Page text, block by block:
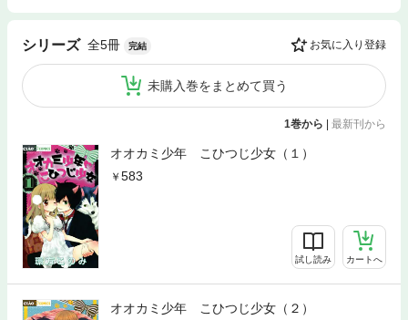
シリーズ 全5冊 完結 お気に入り登録
未購入巻をまとめて買う
1巻から 最新刊から
オオカミ少年 こひつじ少女（１）
583
試し読み カートへ
オオカミ少年 こひつじ少女（２）